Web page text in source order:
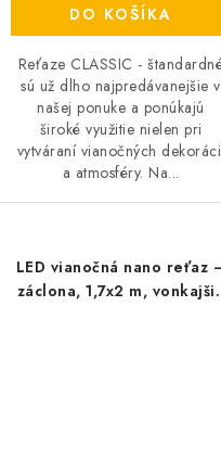
DO KOŠÍKA
Reťaze CLASSIC -
sú už dlho najpredávanejšie v
našej ponuke a ponúkajú
široké využitie nielen pri
vytváraní vianočných
a atmosféry. Na...
LED vianočná nano reťaz
záclona, 1,7x2 m,